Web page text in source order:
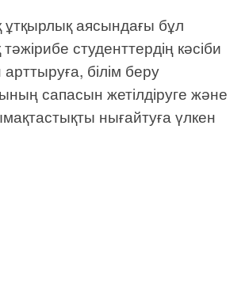
аясындағы бұл
студенттердің кәсіби
арттыруға, білім беру
сапасын жетілдіруге және
нығайтуға үлкен